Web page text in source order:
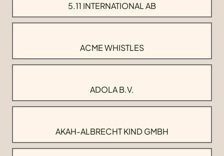
5.11 INTERNATIONAL AB
ACME WHISTLES
ADOLA B.V.
AKAH-ALBRECHT KIND GMBH